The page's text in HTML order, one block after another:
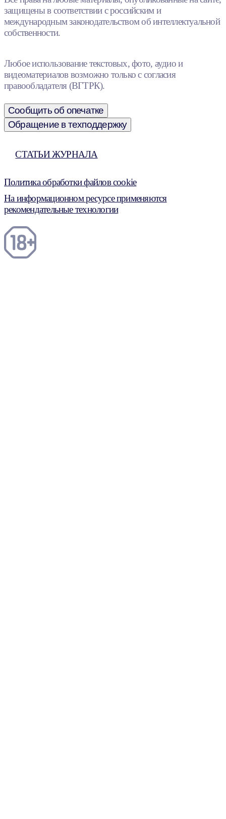
защищены в соответствии с российским и
международным законодательством об интеллектуальной
собственности.
Любое использование текстовых, фото, аудио и
видеоматериалов возможно только с согласия
правообладателя (ВГТРК).
Сообщить об опечатке
Обращение в техподдержку
СТАТЬИ ЖУРНАЛА
Политика обработки файлов cookie
На информационном ресурсе применяются
рекомендательные технологии